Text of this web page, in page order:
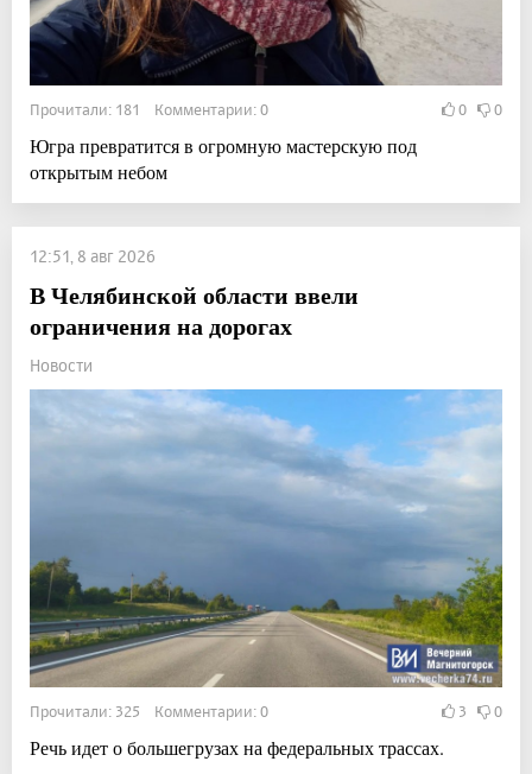
Прочитали: 181 Комментарии: 0 0 0
Югра превратится в огромную мастерскую под
открытым небом
12:51, 8 авг 2026
В Челябинской области ввели
ограничения на дорогах
Новости
Прочитали: 325 Комментарии: 0 3 0
Речь идет о большегрузах на федеральных трассах.